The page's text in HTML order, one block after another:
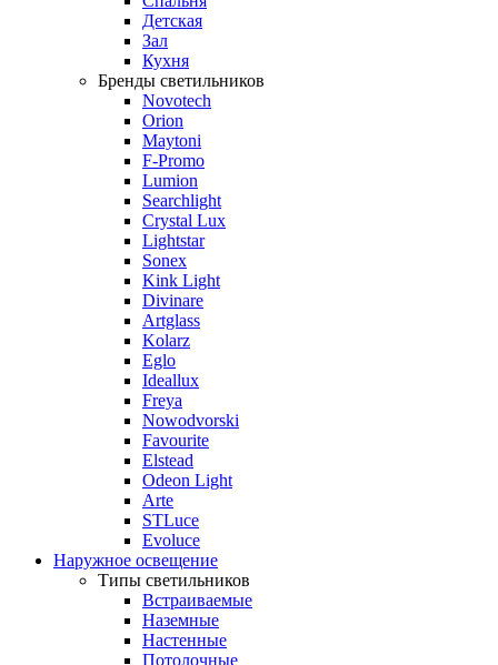
Детская
Зал
Кухня
Бренды светильников
Novotech
Orion
Maytoni
F-Promo
Lumion
Searchlight
Crystal Lux
Lightstar
Sonex
Kink Light
Divinare
Artglass
Kolarz
Eglo
Ideallux
Freya
Nowodvorski
Favourite
Elstead
Odeon Light
Arte
STLuce
Evoluce
Наружное освещение
Типы светильников
Встраиваемые
Наземные
Настенные
Потолочные